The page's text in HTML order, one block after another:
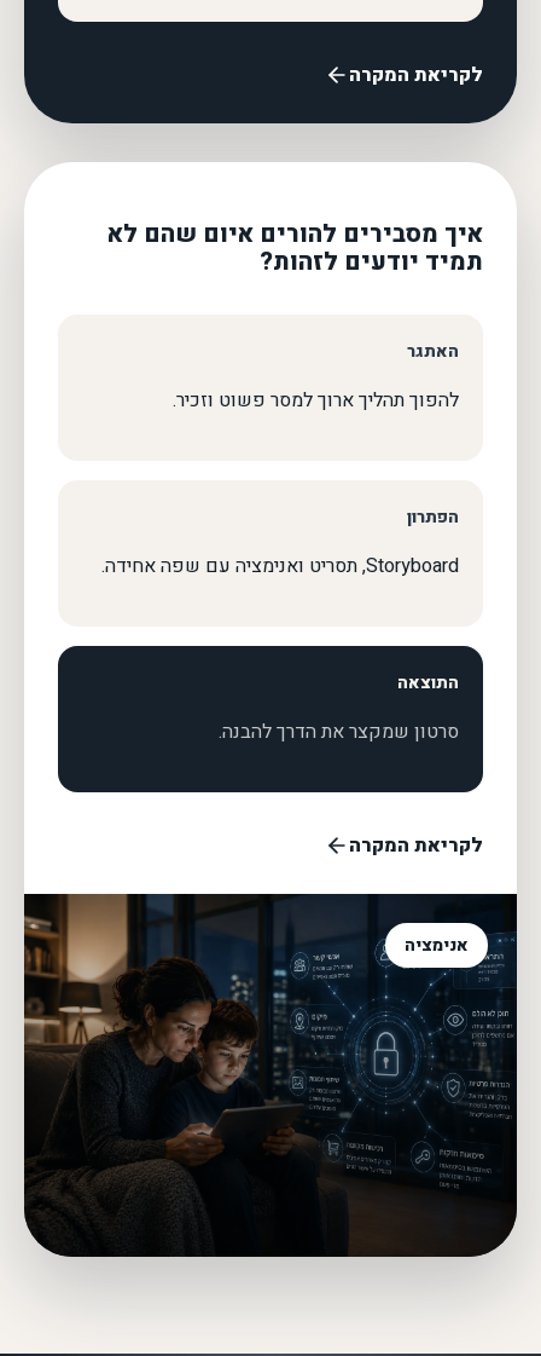
לקריאת המקרה
איך מסבירים להורים איום שהם לא
תמיד יודעים לזהות?
האתגר
להפוך תהליך ארוך למסר פשוט וזכיר.
הפתרון
Storyboard, תסריט ואנימציה עם שפה אחידה.
התוצאה
סרטון שמקצר את הדרך להבנה.
לקריאת המקרה
אנימציה